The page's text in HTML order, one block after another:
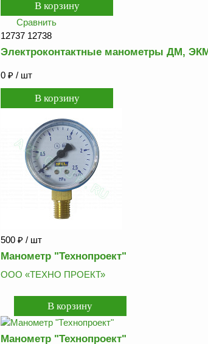
Сравнить
12737 12738
Электроконтактные манометры ДМ,
0 ₽ / шт
500 ₽ / шт
Манометр "Технопроект"
ООО «ТЕХНО ПРОЕКТ»
Манометр "Технопроект"